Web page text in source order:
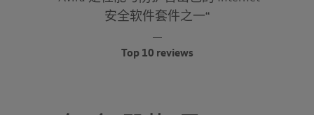
安全软件套件之一“
Top 10 reviews